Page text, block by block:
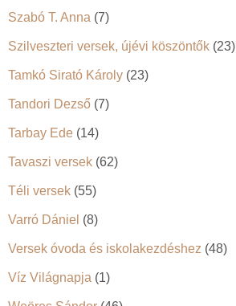
Szabó T. Anna (7)
Szilveszteri versek, újévi köszöntők (23)
Tamkó Sirató Károly (23)
Tandori Dezső (7)
Tarbay Ede (14)
Tavaszi versek (62)
Téli versek (55)
Varró Dániel (8)
Versek óvoda és iskolakezdéshez (48)
Víz Világnapja (1)